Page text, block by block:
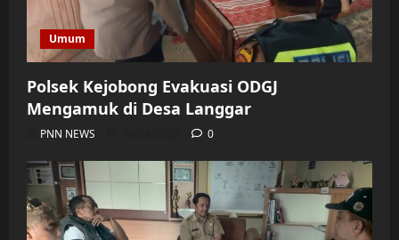
Umum
Polsek Kejobong Evakuasi ODGJ
Mengamuk di Desa Langgar
PNN NEWS 0